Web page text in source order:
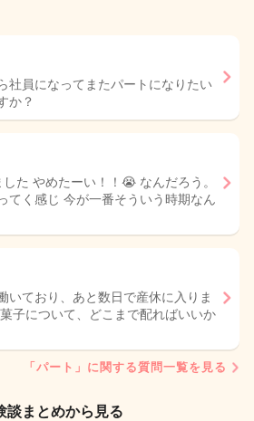
社員になってまたパートになりたい
か？
た やめたーい！！😭 なんだろう。
てく感じ 今が一番そういう時期なん
いており、あと数日で産休に入りま
子について、どこまで配ればいいか
「パート」に関する質問一覧を見る
談まとめから見る